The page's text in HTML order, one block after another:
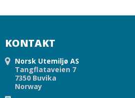
KONTAKT
Norsk Utemiljø AS
Tangflataveien 7
7350 Buvika
Norway